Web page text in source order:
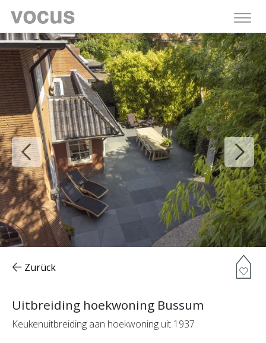
Uitbreiding hoekwoning Bussum
Keukenuitbreiding aan hoekwoning uit 1937
Zurück